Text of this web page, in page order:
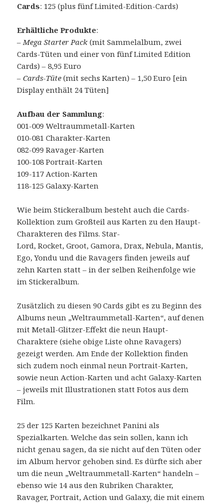
Cards: 125 (plus fünf Limited-Edition-Cards)
Erhältliche Produkte:
–Mega Starter Pack (mit Sammelalbum, zwei
Cards-Tüten und einer von fünf Limited Edition
Cards) – 8,95 Euro
–Cards-Tüte (mit sechs Karten) – 1,50 Euro [ein
Display enthält 24 Tüten]
Aufbau der Sammlung:
001-009 Weltraummetall-Karten
010-081 Charakter-Karten
082-099 Ravager-Karten
100-108 Portrait-Karten
109-117 Action-Karten
118-125 Galaxy-Karten
Wie beim Stickeralbum besteht auch die Cards-
Kollektion zum Großteil aus Karten zu den Haupt-
Charakteren des Films. Star-
Lord, Rocket, Groot, Gamora, Drax, Nebula, Mantis,
Ego, Yondu und die Ravagers finden jeweils auf
zehn Karten statt – in der selben Reihenfolge wie
im Stickeralbum.
Zusätzlich zu diesen 90 Cards gibt es zu Beginn des
Albums neun „Weltraummetall-Karten“, auf denen
mit Metall-Glitzer-Effekt die neun Haupt-
Charaktere (siehe obige Liste ohne Ravagers)
gezeigt werden. Am Ende der Kollektion finden
sich zudem noch einmal neun Portrait-Karten,
sowie neun Action-Karten und acht Galaxy-Karten
– jeweils mit Illustrationen statt Fotos aus dem
Film.
25 der 125 Karten bezeichnet Panini als
Spezialkarten. Welche das sein sollen, kann ich
nicht genau sagen, da sie nicht auf den Tüten oder
im Album hervor gehoben sind. Es dürfte sich aber
um die neun „Weltraummetall-Karten“ handeln –
ebenso wie 14 aus den Rubriken Charakter,
Ravager, Portrait, Action und Galaxy, die mit einem